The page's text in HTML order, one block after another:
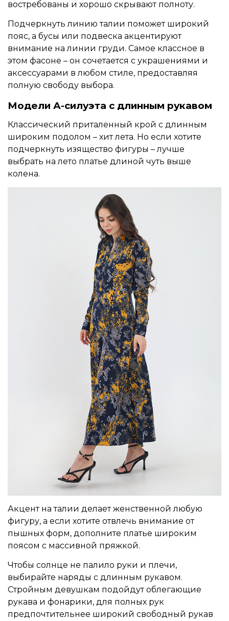
востребованы и хорошо скрывают полноту.
Подчеркнуть линию талии поможет широкий
пояс, а бусы или подвеска акцентируют
внимание на линии груди. Самое классное в
этом фасоне – он сочетается с украшениями и
аксессуарами в любом стиле, предоставляя
полную свободу выбора.
Модели А-силуэта с длинным рукавом
Классический приталенный крой с длинным
широким подолом – хит лета. Но если хотите
подчеркнуть изящество фигуры – лучше
выбрать на лето платье длиной чуть выше
колена.
Акцент на талии делает женственной любую
фигуру, а если хотите отвлечь внимание от
пышных форм, дополните платье широким
поясом с массивной пряжкой.
Чтобы солнце не палило руки и плечи,
выбирайте наряды с длинным рукавом.
Стройным девушкам подойдут облегающие
рукава и фонарики, для полных рук
предпочтительнее широкий свободный рукав